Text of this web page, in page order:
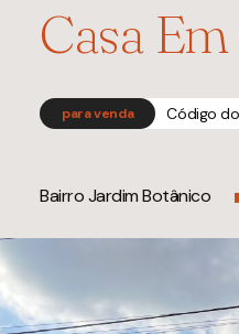
Casa
para venda Código
Bairro Jardim Botânico